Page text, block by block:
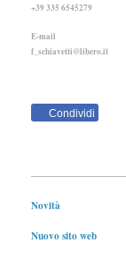
+39 335 6545279
E-mail
f_schiavetti@libero.it
Condividi
Novità
Nuovo sito web